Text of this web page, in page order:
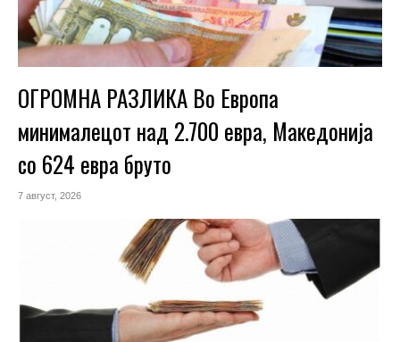
ОГРОМНА РАЗЛИКА Во Европа
минималецот над 2.700 евра, Македонија
со 624 евра бруто
7 август, 2026